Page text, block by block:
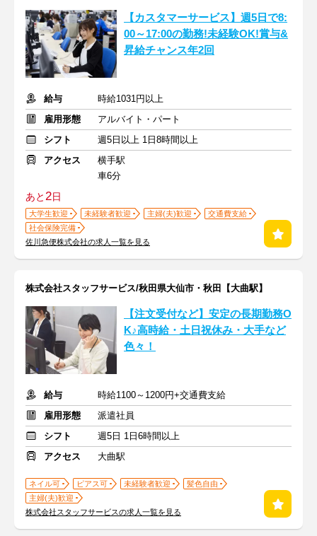
【カスタマーサービス】週5日で8:
00～17:00の勤務!未経験OK!賞与&
昇給チャンス年2回
給与
時給1031円以上
雇用形態
アルバイト・パート
シフト
週5日以上 1日8時間以上
アクセス
横手駅
車6分
あと2日
大学生歓迎 未経験者歓迎 主婦(夫)歓迎
交通費支給
社会保険完備
佐川急便株式会社の求人一覧を見る
株式会社スタッフサービス/秋田県大仙市・秋田【大曲駅】
【注文受付など】安定の長期勤務O
K♪高時給・土日祝休み・大手など
色々！
給与
時給1100～1200円+交通費支給
雇用形態
派遣社員
シフト
週5日 1日6時間以上
アクセス
大曲駅
ネイル可 ピアス可 未経験者歓迎
髪色自由
主婦(夫)歓迎
株式会社スタッフサービスの求人一覧を見る